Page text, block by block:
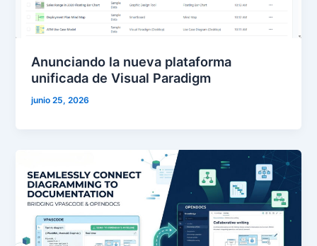
Anunciando la nueva plataforma
unificada de Visual Paradigm
junio 25, 2026